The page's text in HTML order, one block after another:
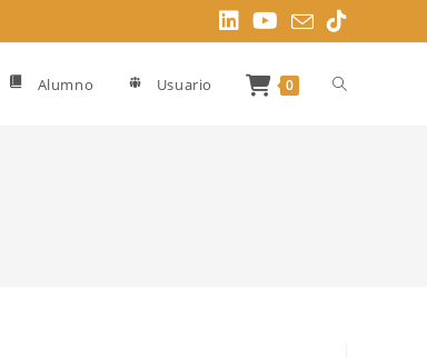
Alumno Usuario 0 Alternar